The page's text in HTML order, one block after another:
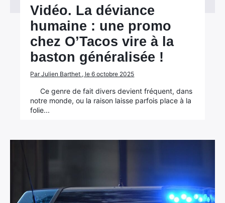
Vidéo. La déviance
humaine : une promo
chez O’Tacos vire à la
baston généralisée !
Par Julien Barthet , le 6 octobre 2025
Ce genre de fait divers devient fréquent, dans
notre monde, ou la raison laisse parfois place à la
folie...